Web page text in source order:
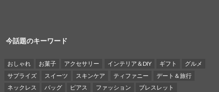
今話題のキーワード
おしゃれ お菓子 アクセサリー インテリア＆DIY ギフト
グルメ
サプライズ
スイーツ スキンケア ティファニー
デート＆旅行
ネックレス
バッグ ピアス ファッション
ブレスレット